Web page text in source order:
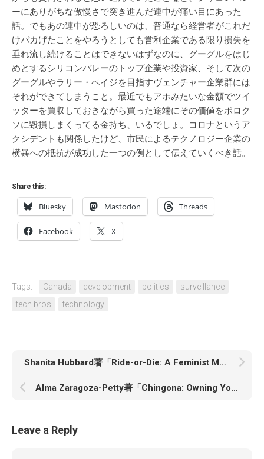
ーにありがちな傲慢さで突き進んだ連中が痛い目にあった
話。でもあの連中が恐ろしいのは、普通なら経営者がこれだ
けバカげたことをやろうとしても営利企業である限り損失を
垂れ流し続けることはできないはずなのに、グーグルをはじ
めとするシリコンバレーのトップ企業や投資家、そして次の
グーグルやラリー・ペイジを目指すヴェンチャー企業群には
それができてしまうこと。最近でもアホみたいな金額でツイ
ッターを買収しておきながら買った途端にその価値をボロク
ソに毀損しまくってる金持ち、いるでしょ。コロナというア
クシデントも関係したけど、市民によるテクノロジー企業の
横暴への抵抗が成功した一つの例として伝えていくべき話。
Share this:
Bluesky Mastodon Threads
Facebook X
Tags: Canada development politics
surveillance
tech bros
technology
Shanita Hubbard著「Ride-or-Die: A Feminist Manifesto for the Well-Being of Black Women」
Alma Zaragoza-Petty著「Chingona: Owning Your Inner Badass for Healing and Justice」
Leave a Reply